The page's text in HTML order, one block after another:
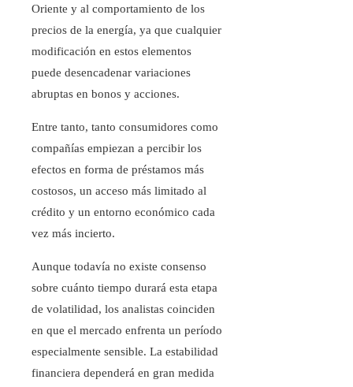
Oriente y al comportamiento de los
precios de la energía, ya que cualquier
modificación en estos elementos
puede desencadenar variaciones
abruptas en bonos y acciones.
Entre tanto, tanto consumidores como
compañías empiezan a percibir los
efectos en forma de préstamos más
costosos, un acceso más limitado al
crédito y un entorno económico cada
vez más incierto.
Aunque todavía no existe consenso
sobre cuánto tiempo durará esta etapa
de volatilidad, los analistas coinciden
en que el mercado enfrenta un período
especialmente sensible. La estabilidad
financiera dependerá en gran medida